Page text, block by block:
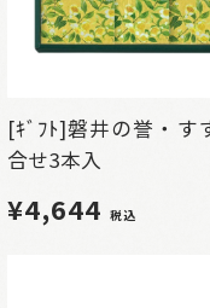
[ｷﾞﾌﾄ]磐井の誉・す
合せ3本入
¥4,644 税込